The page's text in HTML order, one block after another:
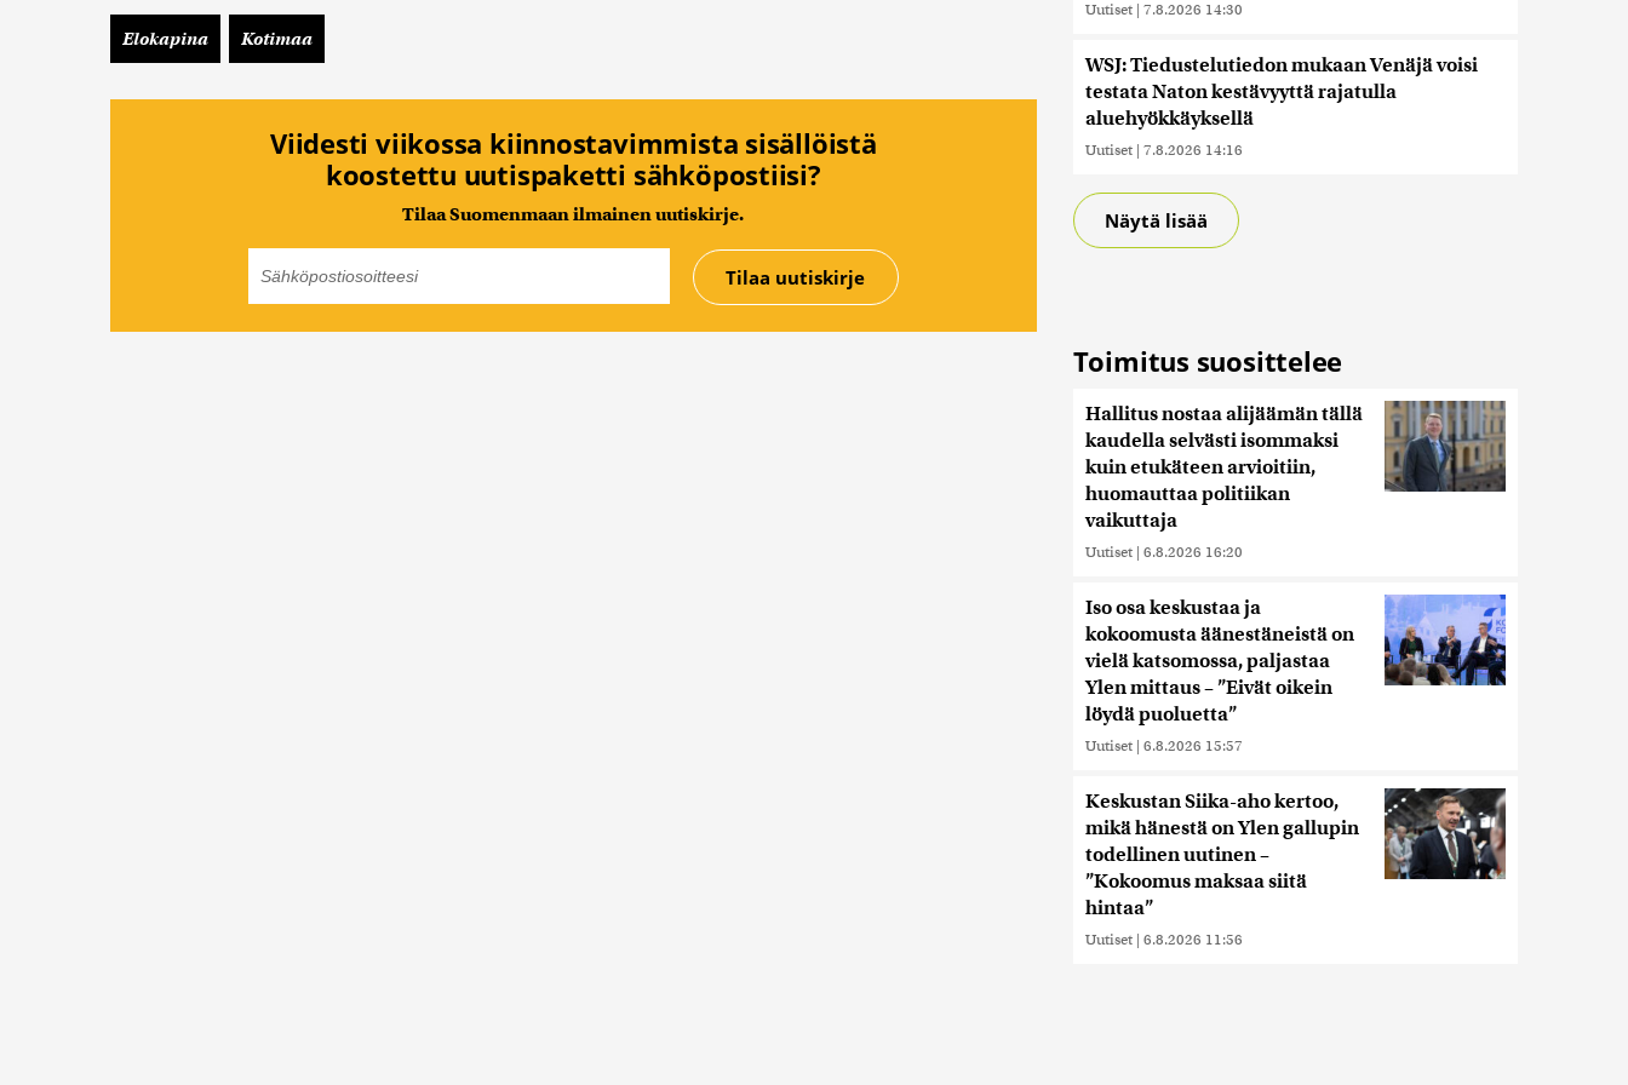
Elokapina Kotimaa
Viidesti viikossa kiinnostavimmista sisällöistä
koostettu uutispaketti sähköpostiisi?
Tilaa Suomenmaan ilmainen uutiskirje.
Uutiset | 7.8.2026 14:30
WSJ: Tiedustelutiedon mukaan Venäjä voisi
testata Naton kestävyyttä rajatulla
aluehyökkäyksellä
Uutiset | 7.8.2026 14:16
Näytä lisää
Toimitus suosittelee
Hallitus nostaa alijäämän tällä
kaudella selvästi isommaksi
kuin etukäteen arvioitiin,
huomauttaa politiikan
vaikuttaja
Uutiset | 6.8.2026 16:20
Iso osa keskustaa ja
kokoomusta äänestäneistä on
vielä katsomossa, paljastaa
Ylen mittaus – ”Eivät oikein
löydä puoluetta”
Uutiset | 6.8.2026 15:57
Keskustan Siika-aho kertoo,
mikä hänestä on Ylen gallupin
todellinen uutinen –
”Kokoomus maksaa siitä
hintaa”
Uutiset | 6.8.2026 11:56